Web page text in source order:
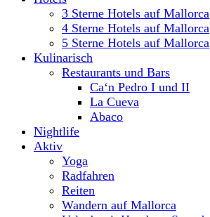
3 Sterne Hotels auf Mallorca
4 Sterne Hotels auf Mallorca
5 Sterne Hotels auf Mallorca
Kulinarisch
Restaurants und Bars
Ca‘n Pedro I und II
La Cueva
Abaco
Nightlife
Aktiv
Yoga
Radfahren
Reiten
Wandern auf Mallorca